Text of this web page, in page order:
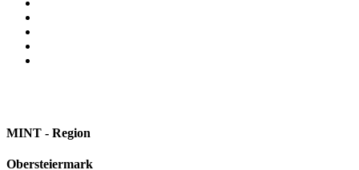
MINT - Region
Obersteiermark